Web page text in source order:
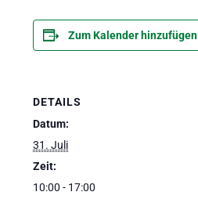
Zum Kalender hinzufügen
DETAILS
Datum:
31. Juli
Zeit:
10:00 - 17:00